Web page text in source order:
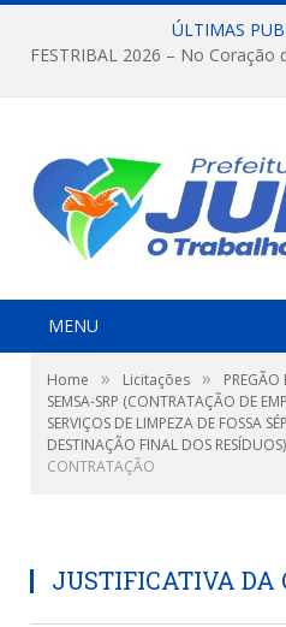
ÚLTIMAS
MENU
Home » Licitações »
SEMSA-SRP (CONTRATAÇÃO DE
SERVIÇOS DE LIMPEZA DE FOSSA
DESTINAÇÃO FINAL DOS RESÍDUOS)
CONTRATAÇÃO
JUSTIFICATIVA DA